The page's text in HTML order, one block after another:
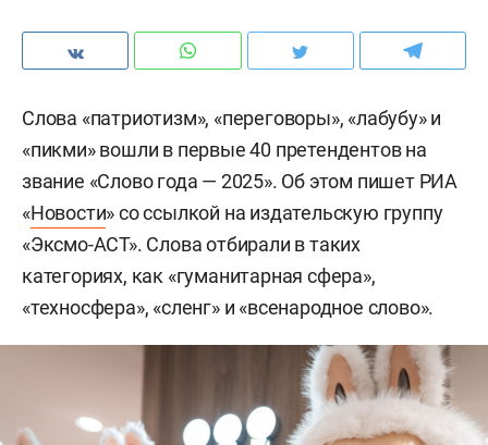
Слова «патриотизм», «переговоры», «лабубу» и
«пикми» вошли в первые 40 претендентов на
звание «Слово года — 2025». Об этом пишет РИА
«Новости» со ссылкой на издательскую группу
«Эксмо-АСТ». Слова отбирали в таких
категориях, как «гуманитарная сфера»,
«техносфера», «сленг» и «всенародное слово».